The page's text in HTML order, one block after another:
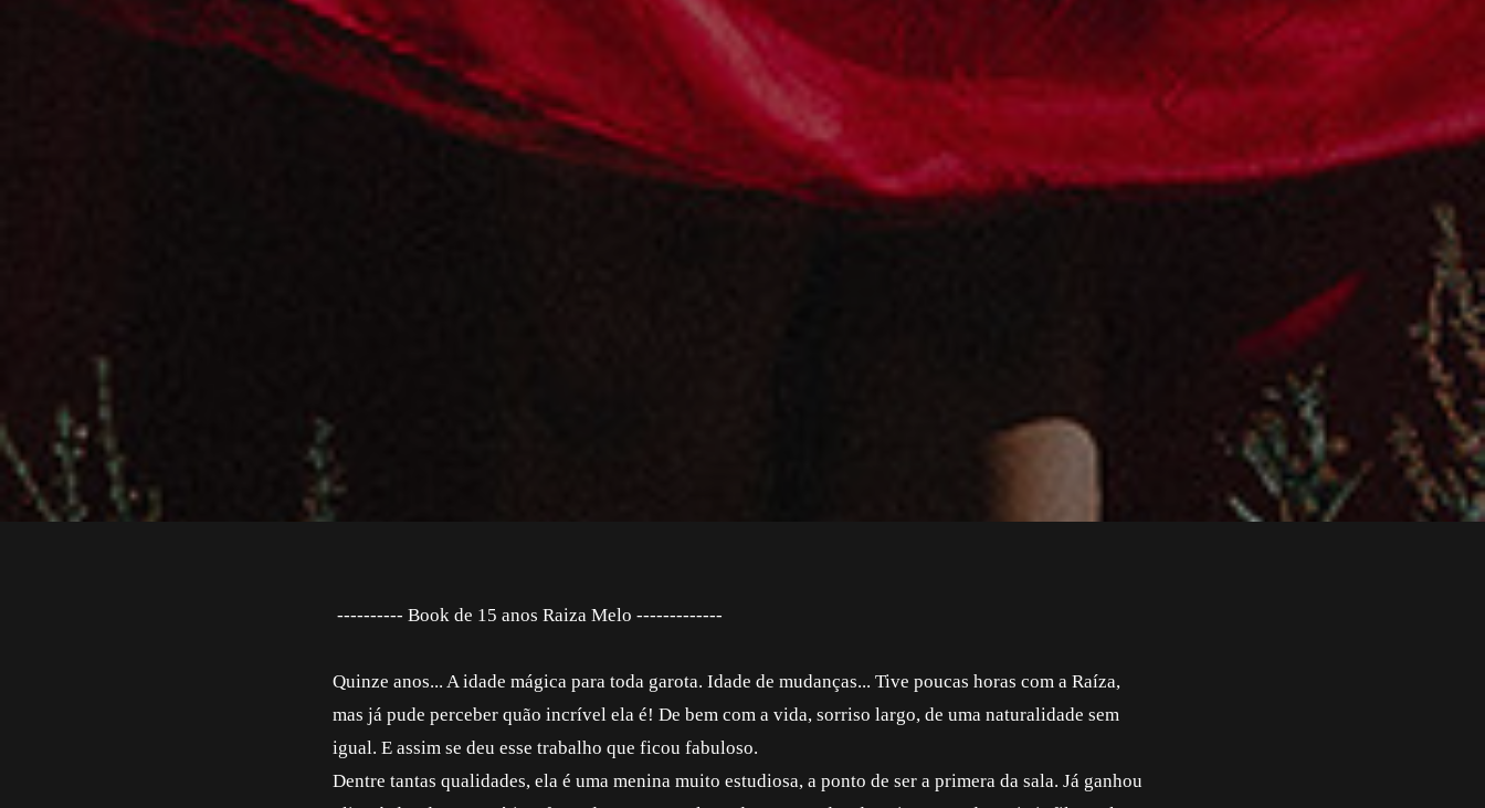
---------- Book de 15 anos Raiza Melo -------------
Quinze anos... A idade mágica para toda garota. Idade de mudanças... Tive poucas horas com a Raíza,
mas já pude perceber quão incrível ela é! De bem com a vida, sorriso largo, de uma naturalidade sem
igual. E assim se deu esse trabalho que ficou fabuloso.
Dentre tantas qualidades, ela é uma menina muito estudiosa, a ponto de ser a primera da sala. Já ganhou